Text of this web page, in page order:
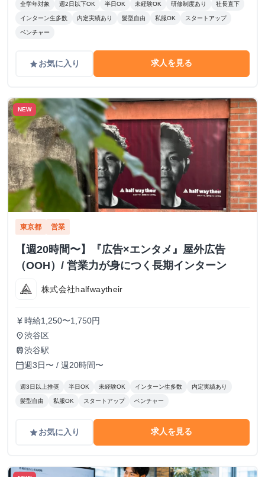
全学年対象 週2日以下OK 半日OK 未経験OK 研修制度あり 社長直下
インターン生多数 内定実績あり 髪型自由 私服OK スタートアップ
ベンチャー
gradeお気に入り 求人を見る
NEW
東京都 営業
【週20時間〜】『広告×エンタメ』屋外広告
（OOH）/ 営業力が身につく長期インターン
株式会社halfwaytheir
currency_yen 時給1,250〜1,750円
place渋谷区
train渋谷駅
calendar_today週3日〜 / 週20時間〜
週3日以上推奨 半日OK 未経験OK インターン生多数 内定実績あり
髪型自由 私服OK スタートアップ ベンチャー
gradeお気に入り 求人を見る